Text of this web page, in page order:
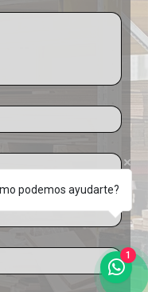
*
podemos ayudarte?
1